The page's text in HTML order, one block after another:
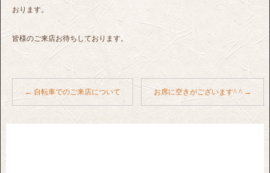
おります。
皆様のご来店お待ちしております。
← 自転車でのご来店について お席に空きがございます^ ^ →